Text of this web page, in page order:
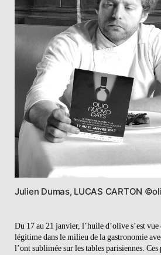
Julien Dumas, LUCAS CARTON
Du 17 au 21 janvier, l’huile d’olive s’est vue
légitime dans le milieu de la gastronomie
l’ont sublimée sur les tables parisiennes.